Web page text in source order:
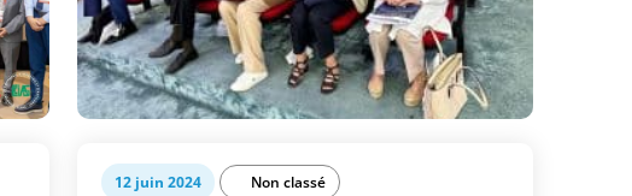
12 juin 2024
Non classé